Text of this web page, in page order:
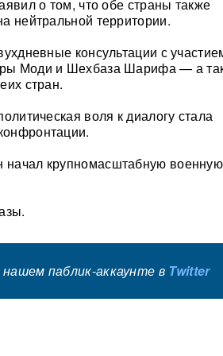
о том, что обе страны также
нейтральной территории.
консультации с
Моди и Шехбаза Шарифа — а
стран.
воля к диалогу стала
начал крупномасштабную военную
паблик-аккаунте в Twitter